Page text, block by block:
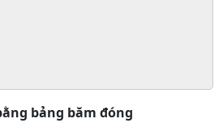
bảng băm đóng